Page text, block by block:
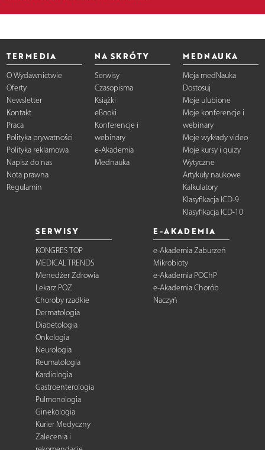
TERMEDIA
O Wydawnictwie
Oferty
Newsletter
Kontakt
Praca
Polityka prywatności
Polityka reklamowa
Napisz do nas
Nota prawna
Regulamin
NA SKRÓTY
Serwisy
Czasopisma
Książki
eBooki
Konferencje i
webinary
e-Akademia
Mednauka
MEDNAUKA
Moja medNauka
Dostosuj
Moje ulubione
Moje konferencje i
webinary
Moje wykłady video
Moje kursy i quizy
Wytyczne
Artykuły naukowe
Kalkulatory
Klasyfikacja ICD-9
Klasyfikacja ICD-10
SERWISY
KONGRES TOP
MEDICAL TRENDS
Menedżer Zdrowia
Lekarz POZ
Choroby rzadkie
Dermatologia
Diabetologia
Onkologia
Neurologia
Reumatologia
Kardiologia
Gastroenterologia
Pulmonologia
Ginekologia
Kurier Medyczny
Zalecenia i
E-AKADEMIA
e-Akademia Zaburzeń
Mikrobioty
e-Akademia POChP
e-Akademia Chorób
Naczyń